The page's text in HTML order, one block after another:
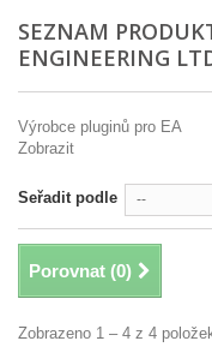
SEZNAM
ENGINEERING
Výrobce pluginů pro EA
Zobrazit
Seřadit podle --
Porovnat (0)
Zobrazeno 1 – 4 z 4